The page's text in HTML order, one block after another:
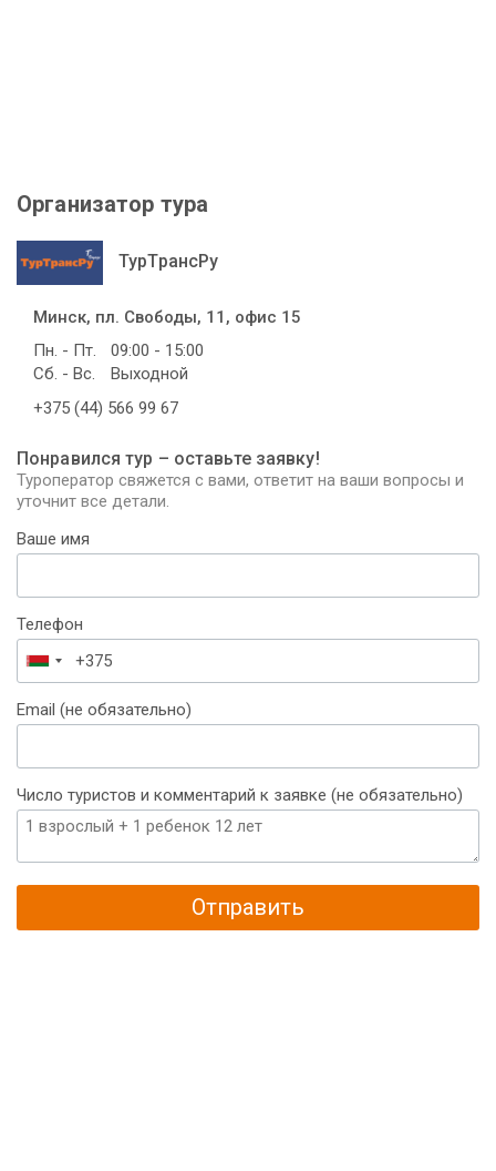
Организатор тура
ТурТрансРу
Минск, пл. Свободы, 11, офис 15
Пн. - Пт.
09:00 - 15:00
Сб. - Вс.
Выходной
+375 (44) 566 99 67
Понравился тур – оставьте заявку!
Туроператор свяжется с вами, ответит на ваши вопросы и
уточнит все детали.
Ваше имя
Телефон
Беларусь
+375
Email (не обязательно)
Число туристов и комментарий к заявке (не обязательно)
Отправить